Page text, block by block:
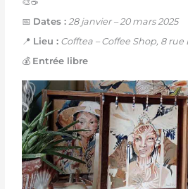
📅 Dates : 28 janvier – 20 mars 2025
📍 Lieu : Cofftea – Coffee Shop, 8
💰 Entrée libre